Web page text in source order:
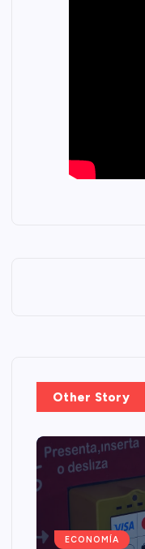
Other Story
ECONOMÍA